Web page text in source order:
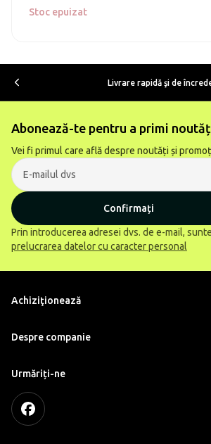
Stoc epuizat
Livrare rapidă şi de
Abonează-te pentru a primi
Vei fi primul care află despre noutăți și
Confirmați
Prin introducerea adresei dvs. de e-mail,
prelucrarea datelor cu caracter personal
Achiziţionează
Despre companie
Urmăriți-ne